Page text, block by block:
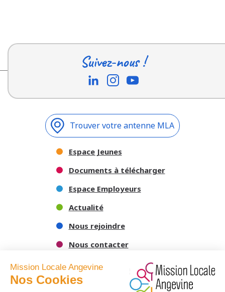
Suivez-nous !
Trouver votre antenne MLA
Espace Jeunes
Documents à télécharger
Espace Employeurs
Actualité
Nous rejoindre
Nous contacter
Mission Locale Angevine
Nos Cookies